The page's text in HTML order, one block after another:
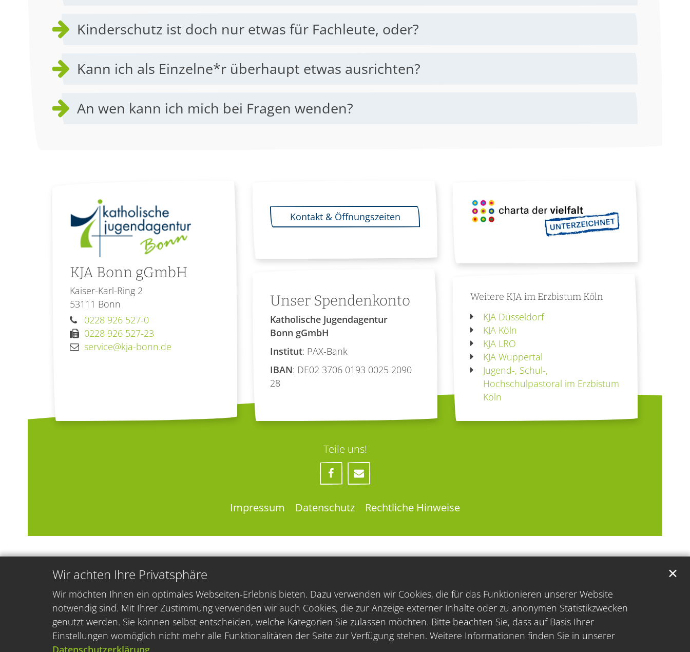
Wir achten Ihre Privatsphäre
Wir möchten Ihnen ein optimales Webseiten-Erlebnis bieten. Dazu verwenden wir Cookies, die für das Funktionieren unserer Website
notwendig sind. Mit Ihrer Zustimmung verwenden wir auch Cookies, die zur Anzeige externer Inhalte oder zu anonymen Statistikzwecken
genutzt werden. Sie können selbst entscheiden, welche Kategorien Sie zulassen möchten. Bitte beachten Sie, dass auf Basis Ihrer
Einstellungen womöglich nicht mehr alle Funktionalitäten der Seite zur Verfügung stehen. Weitere Informationen finden Sie in unserer
Datenschutzerklärung
✕
Kinderschutz ist doch nur etwas für Fachleute, oder?
Kann ich als Einzelne*r überhaupt etwas ausrichten?
An wen kann ich mich bei Fragen wenden?
KJA Bonn gGmbH
Kaiser-Karl-Ring 2
53111 Bonn
0228 926 527-0
0228 926 527-23
service@kja-bonn.de
Kontakt & Öffnungszeiten
Unser Spendenkonto
Katholische Jugendagentur
Bonn gGmbH
Institut: PAX-Bank
IBAN: DE02 3706 0193 0025 2090
28
Weitere KJA im Erzbistum Köln
KJA Düsseldorf
KJA Köln
KJA LRO
KJA Wuppertal
Jugend-, Schul-,
Hochschulpastoral im Erzbistum
Köln
Teile uns!
Impressum Datenschutz Rechtliche Hinweise